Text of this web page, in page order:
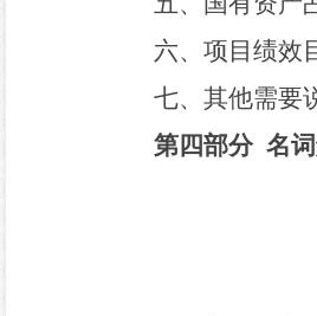
六、 项目绩效
七、 其他需要
第四部分 名